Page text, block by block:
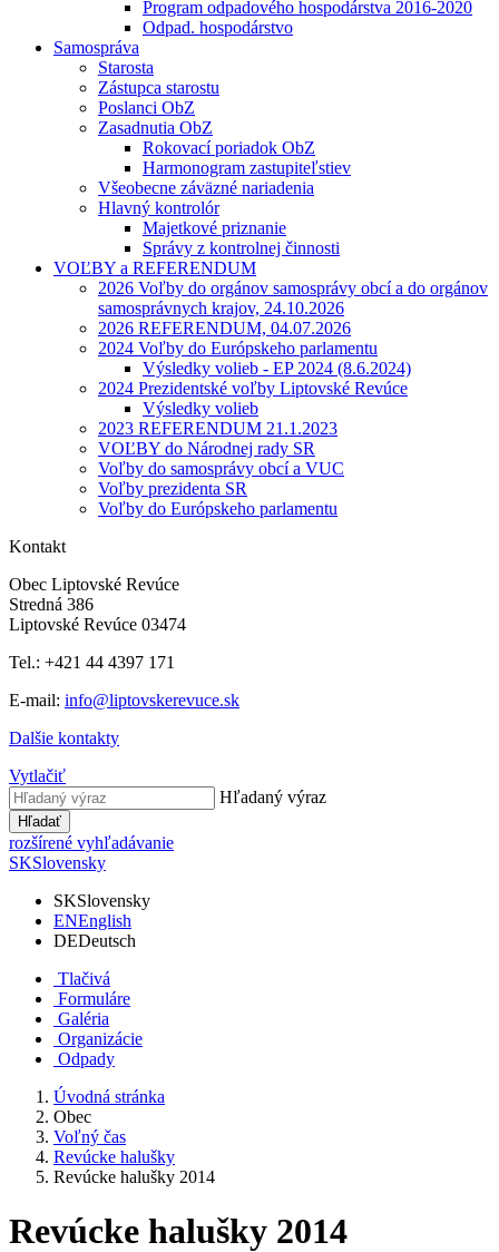
Program odpadového hospodárstva 2016-2020
Odpad. hospodárstvo
Samospráva
Starosta
Zástupca starostu
Poslanci ObZ
Zasadnutia ObZ
Rokovací poriadok ObZ
Harmonogram zastupiteľstiev
Všeobecne záväzné nariadenia
Hlavný kontrolór
Majetkové priznanie
Správy z kontrolnej činnosti
VOĽBY a REFERENDUM
2026 Voľby do orgánov samosprávy obcí a do orgánov
samosprávnych krajov, 24.10.2026
2026 REFERENDUM, 04.07.2026
2024 Voľby do Európskeho parlamentu
Výsledky volieb - EP 2024 (8.6.2024)
2024 Prezidentské voľby Liptovské Revúce
Výsledky volieb
2023 REFERENDUM 21.1.2023
VOĽBY do Národnej rady SR
Voľby do samosprávy obcí a VUC
Voľby prezidenta SR
Voľby do Európskeho parlamentu
Kontakt
Obec Liptovské Revúce
Stredná 386
Liptovské Revúce 03474
Tel.: +421 44 4397 171
E-mail: info@liptovskerevuce.sk
Dalšie kontakty
Vytlačiť
Hľadaný výraz
Hľadať
rozšírené vyhľadávanie
SKSlovensky
SKSlovensky
ENEnglish
DEDeutsch
Tlačivá
Formuláre
Galéria
Organizácie
Odpady
Úvodná stránka
Obec
Voľný čas
Revúcke halušky
Revúcke halušky 2014
Revúcke halušky 2014